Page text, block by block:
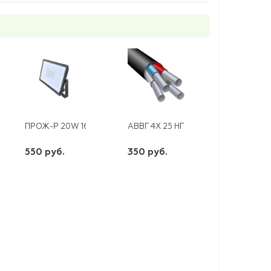
D 9 С ГВОЗД.(50ШТ)
ПРОЖ-Р 20W 1600LM 6500К SUPER-SLIM КОСМОС
550 руб.
АВВГ 4Х 25 НГ
350 руб.